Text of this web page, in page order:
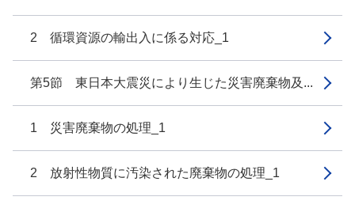
2 循環資源の輸出入に係る対応_1
第5節 東日本大震災により生じた災害廃棄物及...
1 災害廃棄物の処理_1
2 放射性物質に汚染された廃棄物の処理_1